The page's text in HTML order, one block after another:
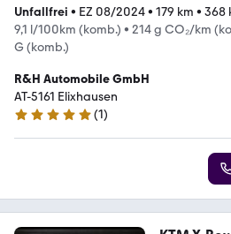
Unfallfrei • EZ 08/2024• 179 km • 368
9,1 l/100km (komb.) • 214 g CO₂/km
G (komb.)
R&H Automobile GmbH
AT-5161 Elixhausen
5 Sterne
(1)